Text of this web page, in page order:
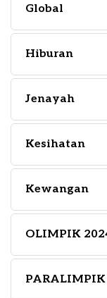
Global
Hiburan
Jenayah
Kesihatan
Kewangan
OLIMPIK
PARALIMPIK